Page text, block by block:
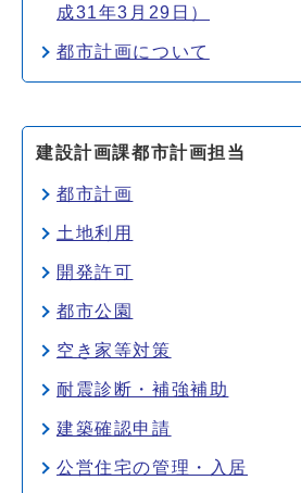
成31年3月29日）
都市計画について
建設計画課都市計画担当
都市計画
土地利用
開発許可
都市公園
空き家等対策
耐震診断・補強補助
建築確認申請
公営住宅の管理・入居